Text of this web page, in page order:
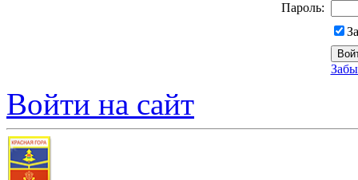
Пароль:
Войти на сайт